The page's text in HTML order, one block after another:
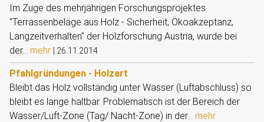
Im Zuge des mehrjährigen Forschungsprojektes
"Terrassenbeläge aus Holz - Sicherheit, Ökoakzeptanz,
Langzeitverhalten" der Holzforschung Austria, wurde bei
der... mehr 26.11.2014
Pfahlgründungen - Holzart
Bleibt das Holz vollständig unter Wasser (Luftabschluss) so
bleibt es lange haltbar. Problematisch ist der Bereich der
Wasser/Luft-Zone (Tag/ Nacht-Zone) in der... mehr